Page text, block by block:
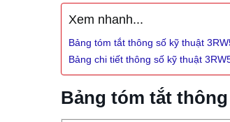
Xem nhanh...
Bảng tóm tắt thông số kỹ thuật
Bảng chi tiết thông số kỹ thuật
Bảng tóm tắt thông